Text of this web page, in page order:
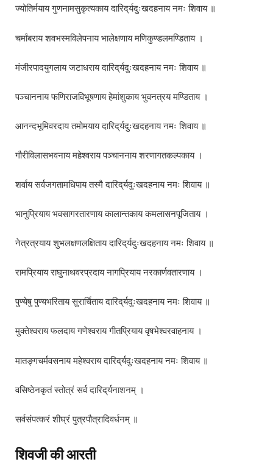
ज्योतिर्मयाय गुणनामसुकृत्यकाय दारिद्‌र्यदुःखदहनाय नमः शिवाय ॥
चर्मांबराय शवभस्मविलेपनाय भालेक्षणाय मणिकुण्डलमण्डिताय ।
मंजीरपादयुगलाय जटाधराय दारिद्‌र्यदुःखदहनाय नमः शिवाय ॥
पञ्चाननाय फणिराजविभूषणाय हेमांशुकाय भुवनत्रय मण्डिताय ।
आनन्दभूमिवरदाय तमोमयाय दारिद्‌र्यदुःखदहनाय नमः शिवाय ॥
गौरीविलासभवनाय महेश्वराय पञ्चाननाय शरणागतकल्पकाय ।
शर्वाय सर्वजगतामधिपाय तस्मै दारिद्‌र्यदुःखदहनाय नमः शिवाय ॥
भानुप्रियाय भवसागरतारणाय कालान्तकाय कमलासनपूजिताय ।
नेत्रत्रयाय शुभलक्षणलक्षिताय दारिद्‌र्यदुःखदहनाय नमः शिवाय ॥
रामप्रियाय राघुनाथवरप्रदाय नागप्रियाय नरकार्णवतारणाय ।
पुण्येषु पुण्यभरिताय सुरार्चिताय दारिद्‌र्यदुःखदहनाय नमः शिवाय ॥
मुक्तेश्वराय फलदाय गणेश्वराय गीतप्रियाय वृषभेश्वरवाहनाय ।
मातङ्गचर्मवसनाय महेश्वराय दारिद्‌र्यदुःखदहनाय नमः शिवाय ॥
वसिष्ठेनकृतं स्तोत्रं सर्व दारिद्‌र्यनाशनम् ।
सर्वसंपत्करं शीघ्रं पुत्रपौत्रादिवर्धनम् ॥
शिवजी की आरती